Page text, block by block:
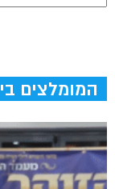
המומלצים